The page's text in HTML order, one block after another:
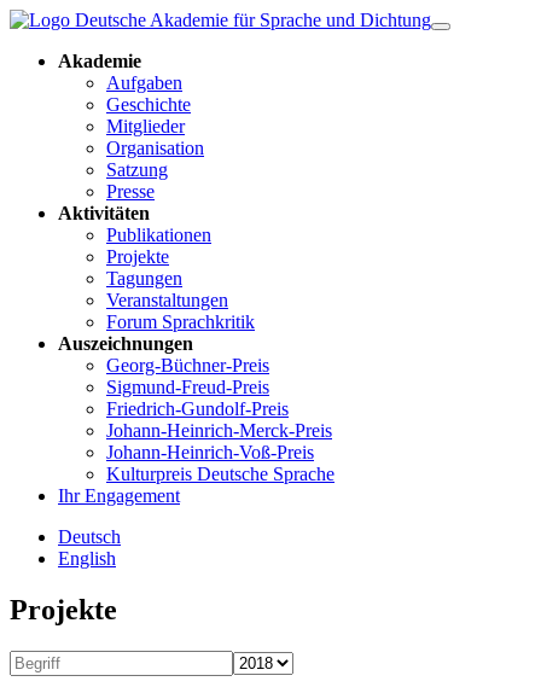
Akademie
Aufgaben
Geschichte
Mitglieder
Organisation
Satzung
Presse
Aktivitäten
Publikationen
Projekte
Tagungen
Veranstaltungen
Forum Sprachkritik
Auszeichnungen
Georg-Büchner-Preis
Sigmund-Freud-Preis
Friedrich-Gundolf-Preis
Johann-Heinrich-Merck-Preis
Johann-Heinrich-Voß-Preis
Kulturpreis Deutsche Sprache
Ihr Engagement
Deutsch
English
Projekte